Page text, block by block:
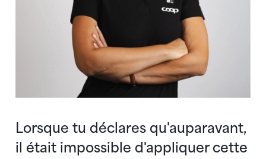
Lorsque tu déclares qu'auparavant,
il était impossible d'appliquer cette